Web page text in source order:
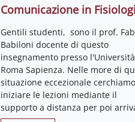
Comunicazione in
Gentili studenti, sono il prof.
Babiloni docente di questo
insegnamento presso
Roma Sapienza. Nelle more di
situazione eccezionale
iniziare le lezioni mediante il
supporto a distanza per poi